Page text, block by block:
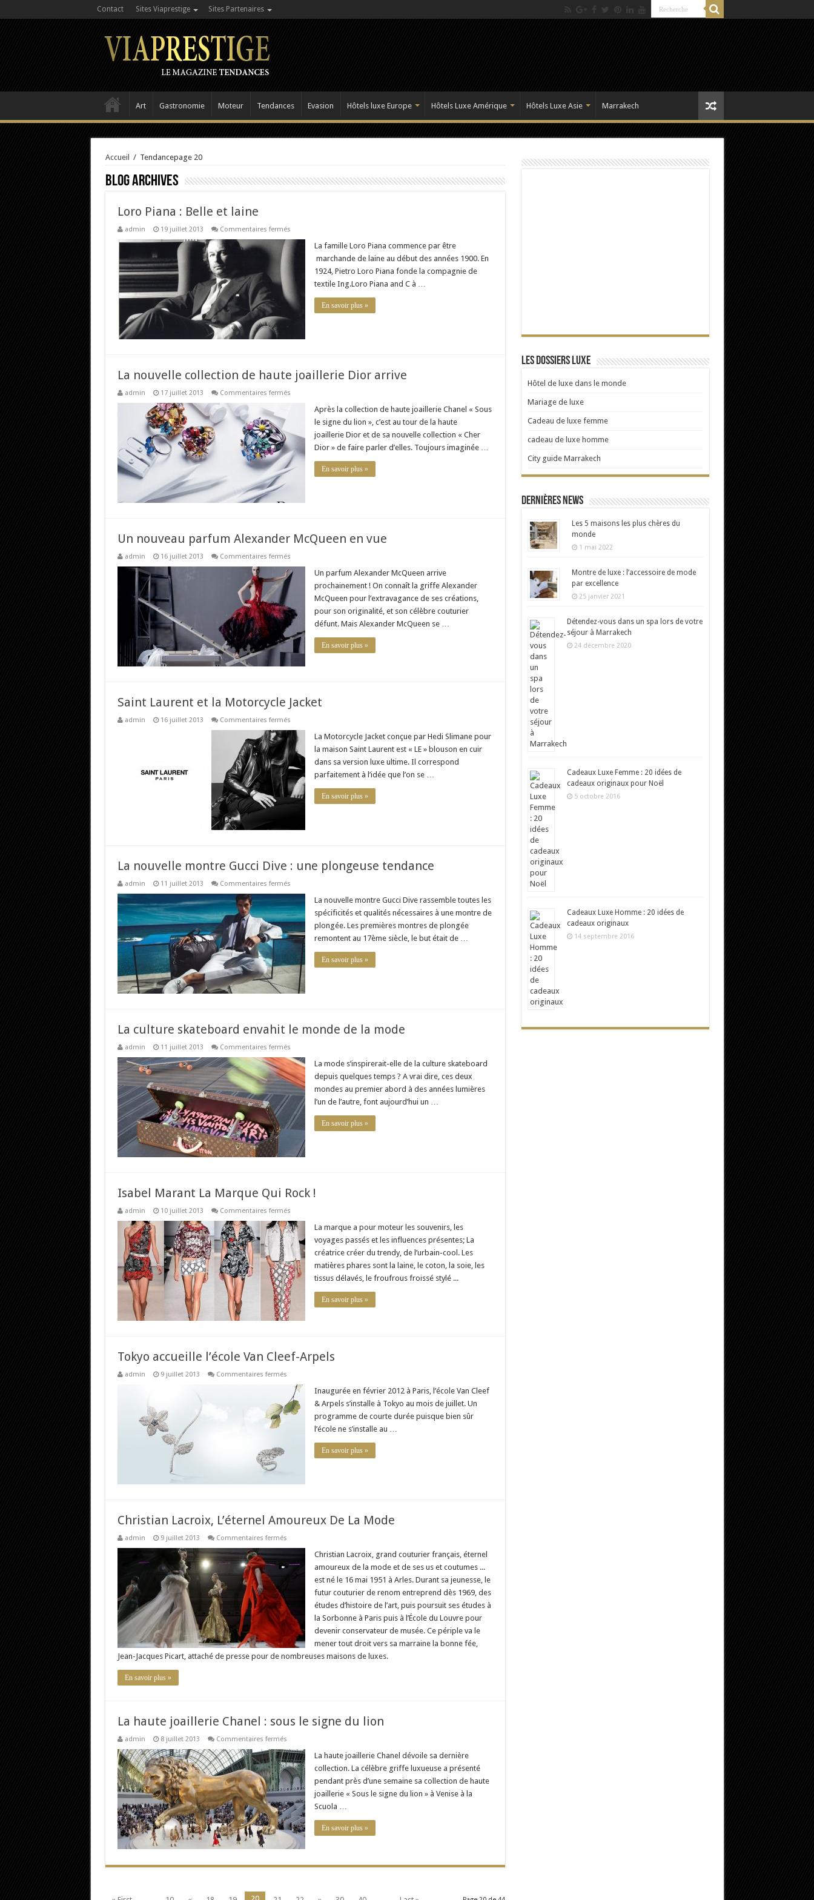
Contact Sites Viaprestige Sites Partenaires
Art Gastronomie Moteur Tendances Evasion Hôtels luxe Europe Hôtels Luxe Amérique Hôtels Luxe Asie Marrakech
Accueil / Tendancepage 20
Blog Archives
Loro Piana : Belle et laine
admin 19 juillet 2013 Commentaires ferméssur
Piana
La famille Loro Piana commence par être
marchande de laine au début des années 1900. En
1924, Pietro Loro Piana fonde la compagnie de
textile Ing.Loro Piana and C à …
En savoir plus »
La nouvelle collection de haute joaillerie Dior arrive
admin 17 juillet 2013 Commentaires ferméssur
nouvelle
collection
haute
joaillerie
Dior
arrive
Après la collection de haute joaillerie Chanel « Sous
le signe du lion », c’est au tour de la haute
joaillerie Dior et de sa nouvelle collection « Cher
Dior » de faire parler d’elles. Toujours imaginée …
En savoir plus »
Un nouveau parfum Alexander McQueen en vue
admin 16 juillet 2013 Commentaires ferméssur
nouveau
parfum
Alexander
McQueen
vue
Un parfum Alexander McQueen arrive
prochainement ! On connaît la griffe Alexander
McQueen pour l’extravagance de ses créations,
pour son originalité, et son célèbre couturier
défunt. Mais Alexander McQueen se …
En savoir plus »
Saint Laurent et la Motorcycle Jacket
admin 16 juillet 2013 Commentaires ferméssur
Laurent
et
la
Motorcycle
Jacket
La Motorcycle Jacket conçue par Hedi Slimane pour
la maison Saint Laurent est « LE » blouson en cuir
dans sa version luxe ultime. Il correspond
parfaitement à l’idée que l’on se …
En savoir plus »
La nouvelle montre Gucci Dive : une plongeuse tendance
admin 11 juillet 2013 Commentaires ferméssur
nouvelle
montre
Gucci
Dive
:
une
plongeuse
tendance
La nouvelle montre Gucci Dive rassemble toutes les
spécificités et qualités nécessaires à une montre de
plongée. Les premières montres de plongée
remontent au 17ème siècle, le but était de …
En savoir plus »
La culture skateboard envahit le monde de la mode
admin 11 juillet 2013 Commentaires ferméssur
culture
skateboard
envahit
le
monde
la
mode
La mode s’inspirerait-elle de la culture skateboard
depuis quelques temps ? A vrai dire, ces deux
mondes au premier abord à des années lumières
l’un de l’autre, font aujourd’hui un …
En savoir plus »
Isabel Marant La Marque Qui Rock !
admin 10 juillet 2013 Commentaires ferméssur
Marant
La
Marque
Qui
Rock
!
La marque a pour moteur les souvenirs, les
voyages passés et les influences présentes; La
créatrice créer du trendy, de l’urbain-cool. Les
matières phares sont la laine, le coton, la soie, les
tissus délavés, le froufrous froissé stylé ...
En savoir plus »
Tokyo accueille l’école Van Cleef-Arpels
admin 9 juillet 2013 Commentaires ferméssur
accueille
l’école
Van
Cleef-
Inaugurée en février 2012 à Paris, l’école Van Cleef
& Arpels s’installe à Tokyo au mois de juillet. Un
programme de courte durée puisque bien sûr
l’école ne s’installe au …
En savoir plus »
Christian Lacroix, L’éternel Amoureux De La Mode
admin 9 juillet 2013 Commentaires ferméssur
L’éternel
Amoureux
Christian Lacroix, grand couturier français, éternel
amoureux de la mode et de ses us et coutumes ...
est né le 16 mai 1951 à Arles. Durant sa jeunesse, le
futur couturier de renom entreprend dès 1969, des
études d’histoire de l’art, puis poursuit ses études à
la Sorbonne à Paris puis à l’École du Louvre pour
devenir conservateur de musée. Ce périple va le
mener tout droit vers sa marraine la bonne fée,
Jean-Jacques Picart, attaché de presse pour de nombreuses maisons de luxes.
En savoir plus »
La haute joaillerie Chanel : sous le signe du lion
admin 8 juillet 2013 Commentaires ferméssur
haute
joaillerie
Chanel
:
sous
le
signe
du
lion
La haute joaillerie Chanel dévoile sa dernière
collection. La célèbre griffe luxueuse a présenté
pendant près d’une semaine sa collection de haute
joaillerie « Sous le signe du lion » à Venise à la
Scuola …
En savoir plus »
Les dossiers Luxe
Hôtel de luxe dans le monde
Mariage de luxe
Cadeau de luxe femme
cadeau de luxe homme
City guide Marrakech
Dernières news
Les 5 maisons les plus chères du
monde
1 mai 2022
Montre de luxe : l’accessoire de mode
par excellence
25 janvier 2021
Détendez-vous dans un spa lors de votre
séjour à Marrakech
24 décembre 2020
Cadeaux Luxe Femme : 20 idées de
cadeaux originaux pour Noël
5 octobre 2016
Cadeaux Luxe Homme : 20 idées de
cadeaux originaux
14 septembre 2016